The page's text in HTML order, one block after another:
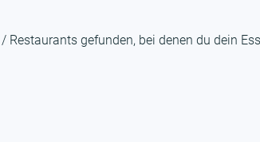
gefunden, bei denen du dein